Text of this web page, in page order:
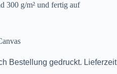
300 g/m² und fertig auf
Bestellung gedruckt. Lieferzeit